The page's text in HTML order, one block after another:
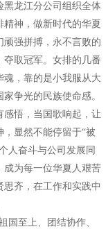
黑龙江分公司组织全体
神，做新时代的华夏
顽强拼搏，永不言败的
取冠军。女排的几番
魂，靠的是小我服从大
争光的民族使命感。
感悟，当国歌响起，让
显然不能停留于“被
人奋斗与公司发展同
成为每一位华夏人艰苦
齐，在工作和实践中
国至上、团结协作、